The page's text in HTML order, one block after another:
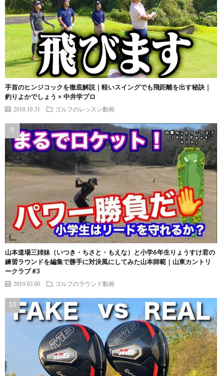
手首のヒンジコックを徹底解説｜軽いスイングでも飛距離を出す秘訣｜
釣りよかでしょう × 中井学プロ
2018.10.31 ゴルフのレッスン動画
山本道場三姉妹（いつき・ちさと・もえな）と小学6年生りょうすけ君の
練習ラウンドを編集で勝手に対決風にしてみた山本師範｜山東カントリ
ークラブ #3
2019.03.06 ゴルフのラウンド動画